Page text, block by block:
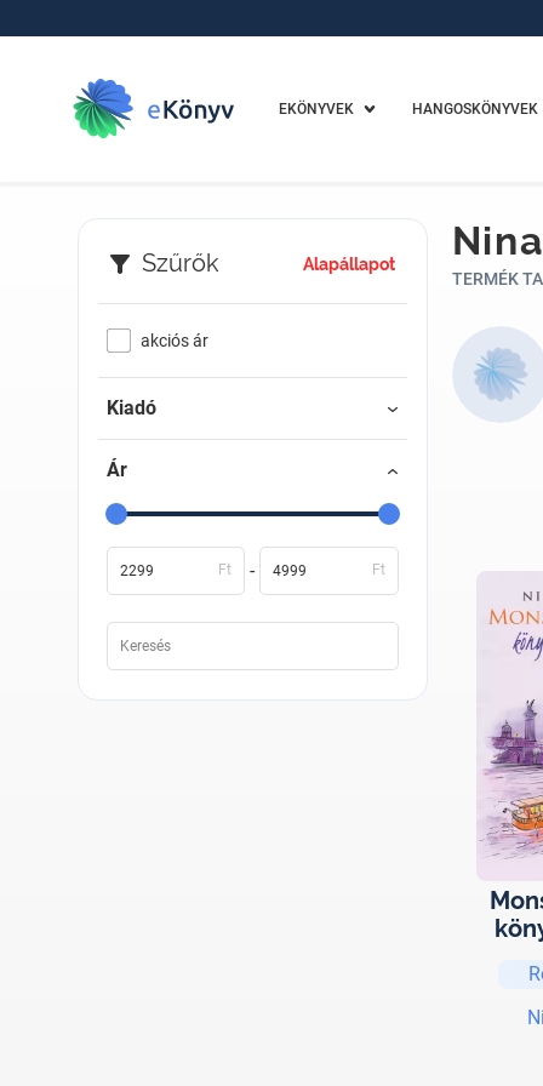
EKÖNYVEK HANGOSKÖNYVEK
Szűrők Alapállapot
akciós ár
Kiadó
Ár
Ft - Ft
TERMÉK